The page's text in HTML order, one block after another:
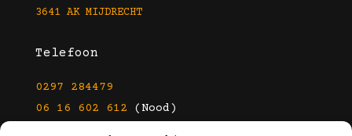
3641 AK MIJDRECHT
Telefoon
0297 284479
06 16 602 612 (Nood)